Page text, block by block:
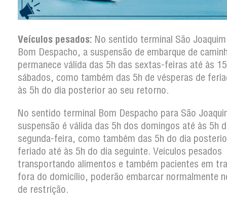
Veículos pesados: No sentido terminal São
Bom Despacho, a suspensão de embarque de
permanece válida das 5h das sextas-feiras até às
sábados, como também das 5h de vésperas de
às 5h do dia posterior ao seu retorno.
No sentido terminal Bom Despacho para São
suspensão é válida das 5h dos domingos até às 5h
segunda-feira, como também das 5h do dia
feriado até às 5h do dia seguinte. Veículos pesados
transportando alimentos e também pacientes em
fora do domicílio, poderão embarcar normalmente
de restrição.